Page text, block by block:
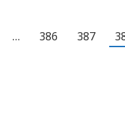
… 386 387